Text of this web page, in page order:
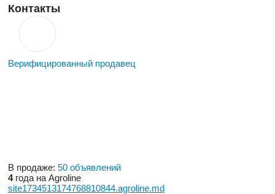
Контакты
Верифицированный продавец
В продаже: 50 объявлений
4года на Agroline
site1734513174768810844.agroline.md